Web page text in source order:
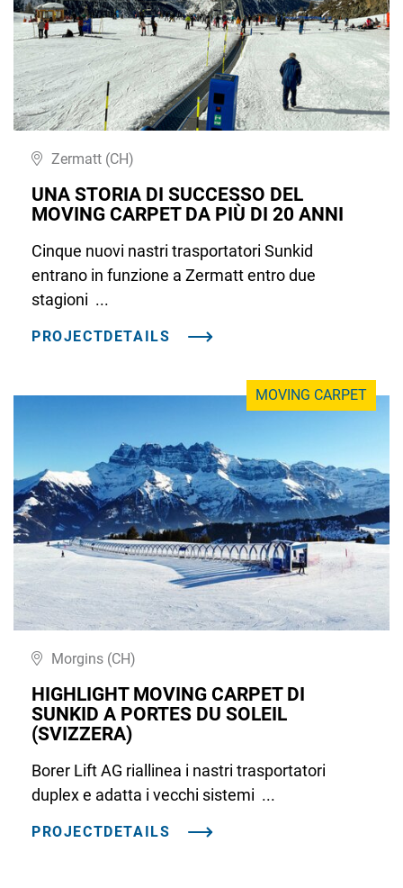
Zermatt (CH)
UNA STORIA DI SUCCESSO DEL
MOVING CARPET DA PIÙ DI 20 ANNI
Cinque nuovi nastri trasportatori Sunkid
entrano in funzione a Zermatt entro due
stagioni ...
PROJECTDETAILS
MOVING CARPET
Morgins (CH)
HIGHLIGHT MOVING CARPET DI
SUNKID A PORTES DU SOLEIL
(SVIZZERA)
Borer Lift AG riallinea i nastri trasportatori
duplex e adatta i vecchi sistemi ...
PROJECTDETAILS